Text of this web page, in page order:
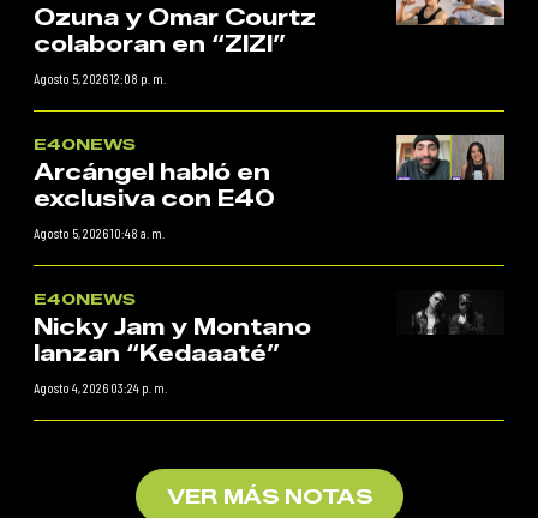
Ozuna y Omar Courtz
colaboran en “ZIZI”
Agosto 5, 2026 12:08 p. m.
E40NEWS
Arcángel habló en
exclusiva con E40
Agosto 5, 2026 10:48 a. m.
E40NEWS
Nicky Jam y Montano
lanzan “Kedaaaté”
Agosto 4, 2026 03:24 p. m.
VER MÁS NOTAS